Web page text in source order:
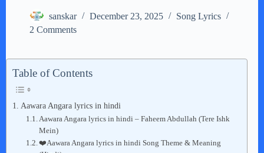
sanskar December 23, 2025
Song Lyrics
2 Comments
Table of Contents
Aawara Angara lyrics in hindi
Aawara Angara lyrics in hindi – Faheem Abdullah (Tere Ishk
Mein)
❤️Aawara Angara lyrics in hindi Song Theme & Meaning